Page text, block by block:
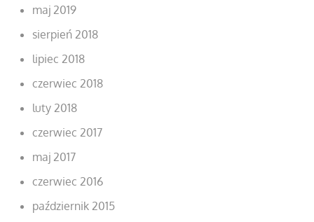
maj 2019
sierpień 2018
lipiec 2018
czerwiec 2018
luty 2018
czerwiec 2017
maj 2017
czerwiec 2016
październik 2015